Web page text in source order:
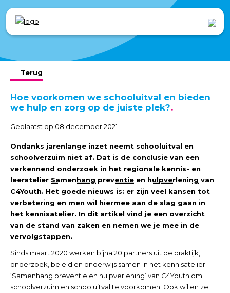
Terug
Hoe voorkomen we schooluitval en bieden
we hulp en zorg op de juiste plek?
Geplaatst op 08 december 2021
Ondanks jarenlange inzet neemt schooluitval en
schoolverzuim niet af. Dat is de conclusie van een
verkennend onderzoek in het regionale kennis- en
leeratelier Samenhang preventie en hulpverlening van
C4Youth. Het goede nieuws is: er zijn veel kansen tot
verbetering en men wil hiermee aan de slag gaan in
het kennisatelier. In dit artikel vind je een overzicht
van de stand van zaken en nemen we je mee in de
vervolgstappen.
Sinds maart 2020 werken bijna 20 partners uit de praktijk,
onderzoek, beleid en onderwijs samen in het kennisatelier
‘Samenhang preventie en hulpverlening’ van C4Youth om
schoolverzuim en schooluitval te voorkomen. Ook willen ze